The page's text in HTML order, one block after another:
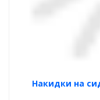
Накидки на